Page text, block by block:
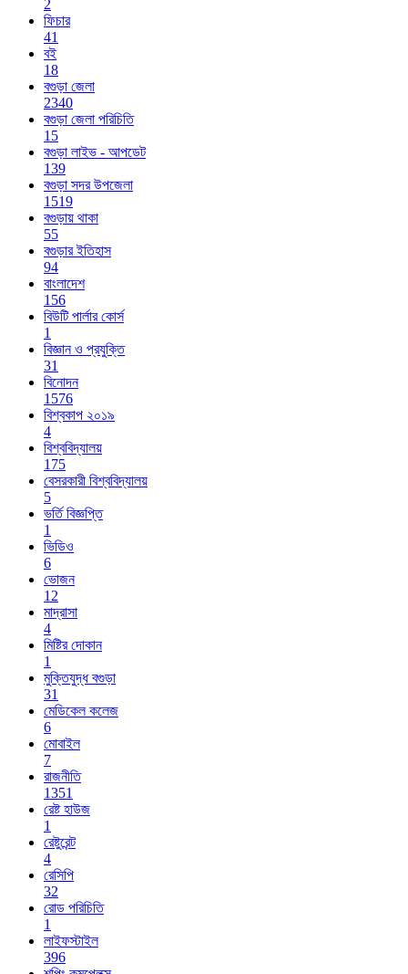
2
ফিচার
41
বই
18
বগুড়া জেলা
2340
বগুড়া জেলা পরিচিতি
15
বগুড়া লাইভ - আপডেট
139
বগুড়া সদর উপজেলা
1519
বগুড়ায় থাকা
55
বগুড়ার ইতিহাস
94
বাংলাদেশ
156
বিউটি পার্লার কোর্স
1
বিজ্ঞান ও প্রযুক্তি
31
বিনোদন
1576
বিশ্বকাপ ২০১৯
4
বিশ্ববিদ্যালয়
175
বেসরকারী বিশ্ববিদ্যালয়
5
ভর্তি বিজ্ঞপ্তি
1
ভিডিও
6
ভোজন
12
মাদ্রাসা
4
মিষ্টির দোকান
1
মুক্তিযুদ্ধ বগুড়া
31
মেডিকেল কলেজ
6
মোবাইল
7
রাজনীতি
1351
রেষ্ট হাউজ
1
রেষ্টুরেন্ট
4
রেসিপি
32
রোড পরিচিতি
1
লাইফস্টাইল
396